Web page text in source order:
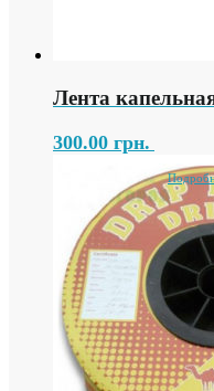
Лента
300.00 грн.